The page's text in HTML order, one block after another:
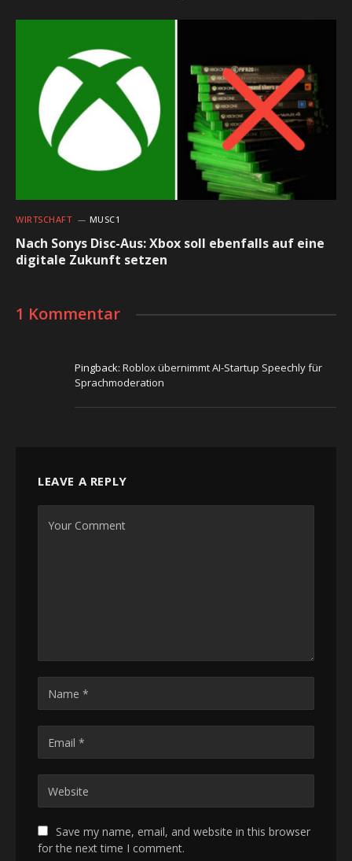
WIRTSCHAFT MUSC1
Nach Sonys Disc-Aus: Xbox soll ebenfalls auf eine
digitale Zukunft setzen
1 Kommentar
Pingback: Roblox übernimmt AI-Startup Speechly für
Sprachmoderation
LEAVE A REPLY
Save my name, email, and website in this browser
for the next time I comment.